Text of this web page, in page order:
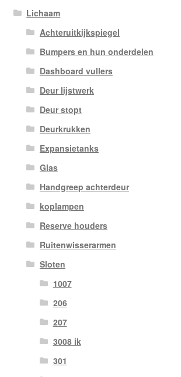
Lichaam
Achteruitkijkspiegel
Bumpers en hun onderdelen
Dashboard vullers
Deur lijstwerk
Deur stopt
Deurkrukken
Expansietanks
Glas
Handgreep achterdeur
koplampen
Reserve houders
Ruitenwisserarmen
Sloten
1007
206
207
3008 ik
301